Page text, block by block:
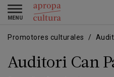
Skip
main
Skip
main
Toggle
navigation
Promotores culturales
Auditori Can